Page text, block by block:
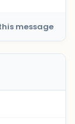
message